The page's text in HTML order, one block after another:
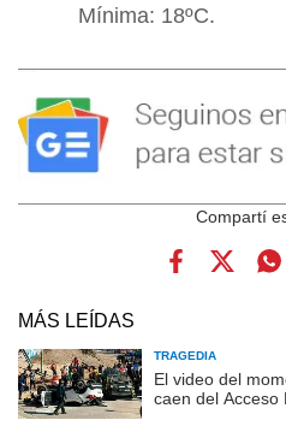
Mínima: 18ºC.
MÁS LEÍDAS
TRAGEDIA
El video del
caen del Acceso